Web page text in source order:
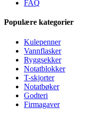
FAQ
Populære kategorier
Kulepenner
Vannflasker
Ryggsekker
Notatblokker
T-skjorter
Notatbøker
Godteri
Firmagaver